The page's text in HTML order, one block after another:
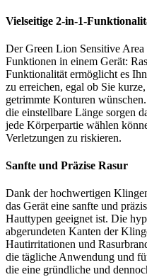
Vielseitige 2-in-1-
Der Green Lion Sensitive
Funktionen in einem Gerät:
Funktionalität ermöglicht es
zu erreichen, egal ob Sie
getrimmte Konturen
die einstellbare Länge sorgen
jede Körperpartie wählen
Verletzungen zu riskieren.
Sanfte und Präzise Rasur
Dank der hochwertigen
das Gerät eine sanfte und
Hauttypen geeignet ist. Die
abgerundeten Kanten der
Hautirritationen und
die tägliche Anwendung und
die eine gründliche und